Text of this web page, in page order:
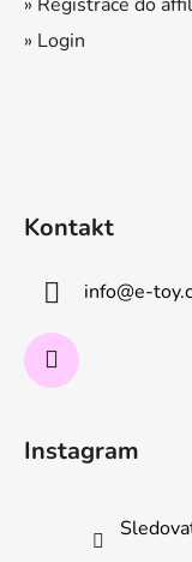
» Login
Kontakt
info@e-
Instagram